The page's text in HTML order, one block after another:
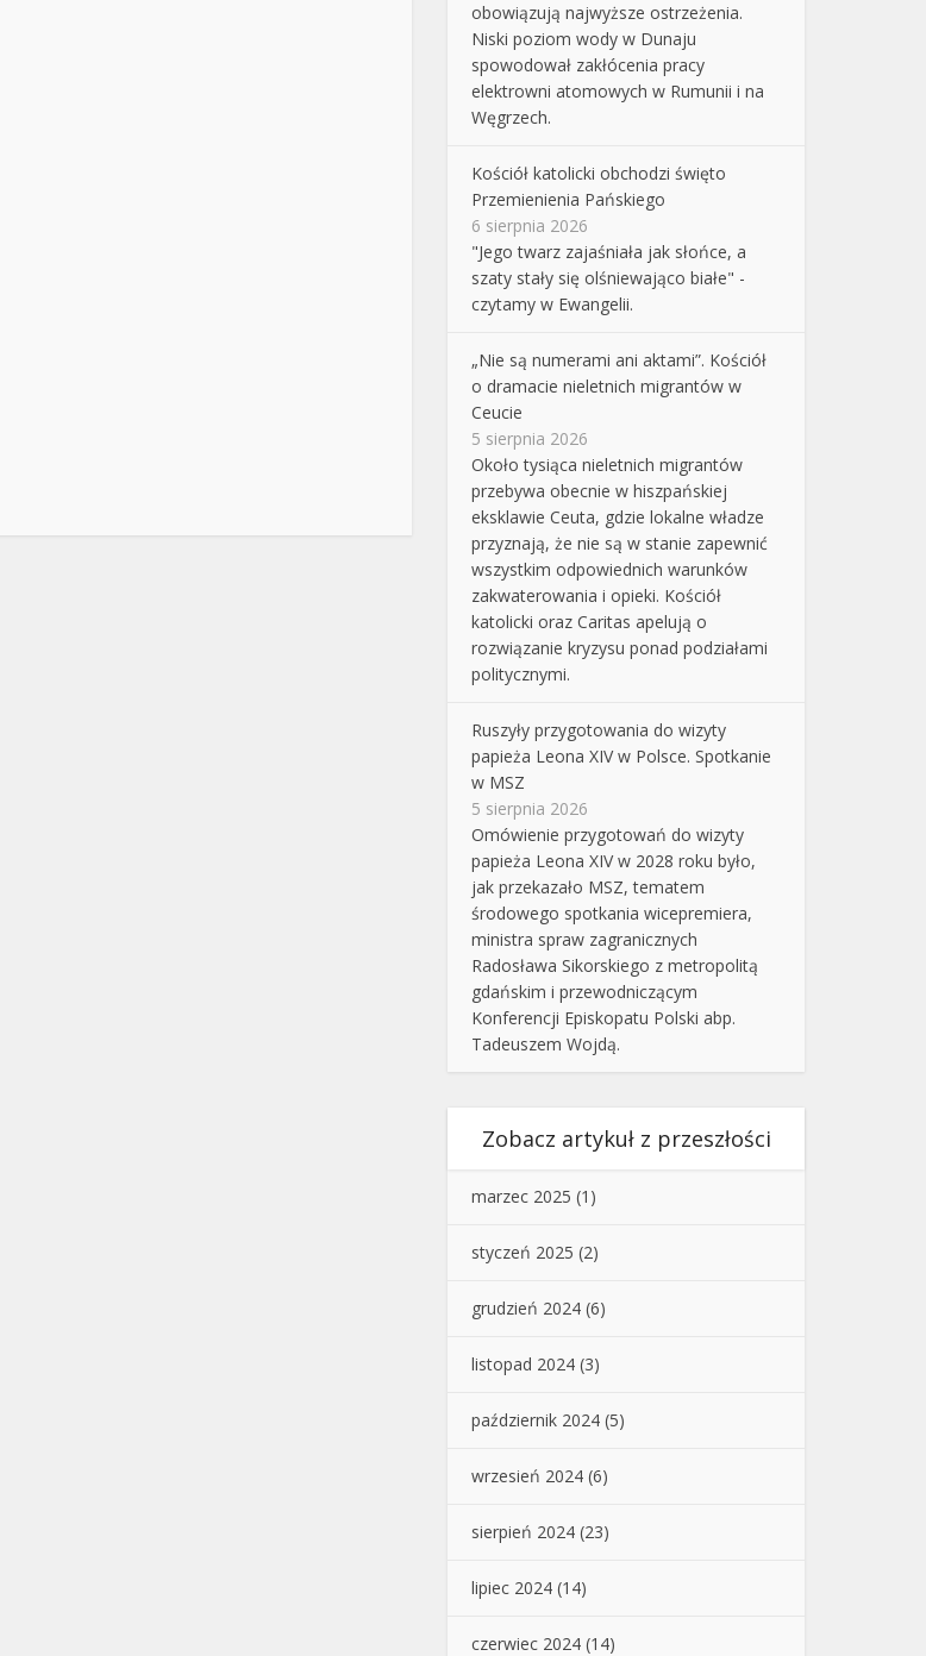
obowiązują najwyższe ostrzeżenia.
Niski poziom wody w Dunaju
spowodował zakłócenia pracy
elektrowni atomowych w Rumunii i na
Węgrzech.
Kościół katolicki obchodzi święto
Przemienienia Pańskiego
6 sierpnia 2026
"Jego twarz zajaśniała jak słońce, a
szaty stały się olśniewająco białe" -
czytamy w Ewangelii.
„Nie są numerami ani aktami”. Kościół
o dramacie nieletnich migrantów w
Ceucie
5 sierpnia 2026
Około tysiąca nieletnich migrantów
przebywa obecnie w hiszpańskiej
eksklawie Ceuta, gdzie lokalne władze
przyznają, że nie są w stanie zapewnić
wszystkim odpowiednich warunków
zakwaterowania i opieki. Kościół
katolicki oraz Caritas apelują o
rozwiązanie kryzysu ponad podziałami
politycznymi.
Ruszyły przygotowania do wizyty
papieża Leona XIV w Polsce. Spotkanie
w MSZ
5 sierpnia 2026
Omówienie przygotowań do wizyty
papieża Leona XIV w 2028 roku było,
jak przekazało MSZ, tematem
środowego spotkania wicepremiera,
ministra spraw zagranicznych
Radosława Sikorskiego z metropolitą
gdańskim i przewodniczącym
Konferencji Episkopatu Polski abp.
Tadeuszem Wojdą.
Zobacz artykuł z przeszłości
marzec 2025 (1)
styczeń 2025 (2)
grudzień 2024 (6)
listopad 2024 (3)
październik 2024 (5)
wrzesień 2024 (6)
sierpień 2024 (23)
lipiec 2024 (14)
czerwiec 2024 (14)